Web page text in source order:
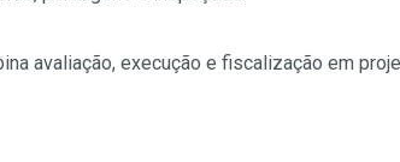
avaliação, execução e fiscalização em